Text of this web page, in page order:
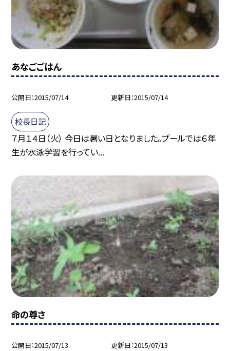
あなごごはん
公開日 2015/07/14 更新日 2015/07/14
校長日記
７月１４日（火） 今日は暑い日となりました。プールでは６年
生が水泳学習を行ってい...
命の尊さ
公開日 2015/07/13 更新日 2015/07/13